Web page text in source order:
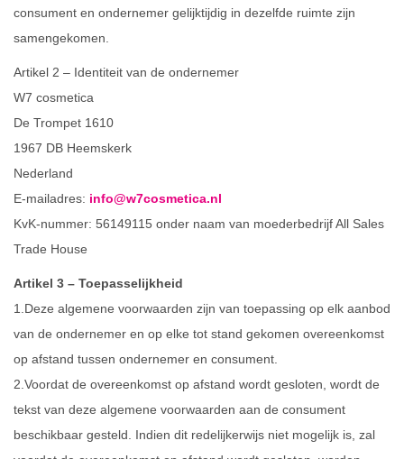
consument en ondernemer gelijktijdig in dezelfde ruimte zijn
samengekomen.
Artikel 2 – Identiteit van de ondernemer
W7 cosmetica
De Trompet 1610
1967 DB Heemskerk
Nederland
E-mailadres: info@w7cosmetica.nl
KvK-nummer: 56149115 onder naam van moederbedrijf All Sales
Trade House
Artikel 3 – Toepasselijkheid
1.Deze algemene voorwaarden zijn van toepassing op elk aanbod
van de ondernemer en op elke tot stand gekomen overeenkomst
op afstand tussen ondernemer en consument.
2.Voordat de overeenkomst op afstand wordt gesloten, wordt de
tekst van deze algemene voorwaarden aan de consument
beschikbaar gesteld. Indien dit redelijkerwijs niet mogelijk is, zal